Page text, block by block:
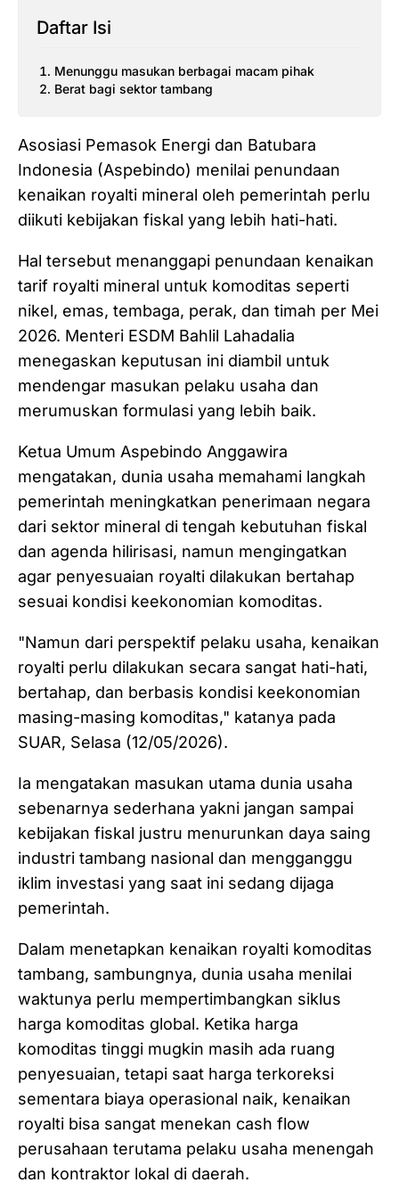
Daftar Isi
Menunggu masukan berbagai macam pihak
Berat bagi sektor tambang
Asosiasi Pemasok Energi dan Batubara
Indonesia (Aspebindo) menilai penundaan
kenaikan royalti mineral oleh pemerintah perlu
diikuti kebijakan fiskal yang lebih hati-hati.
Hal tersebut menanggapi penundaan kenaikan
tarif royalti mineral untuk komoditas seperti
nikel, emas, tembaga, perak, dan timah per Mei
2026. Menteri ESDM Bahlil Lahadalia
menegaskan keputusan ini diambil untuk
mendengar masukan pelaku usaha dan
merumuskan formulasi yang lebih baik.
Ketua Umum Aspebindo Anggawira
mengatakan, dunia usaha memahami langkah
pemerintah meningkatkan penerimaan negara
dari sektor mineral di tengah kebutuhan fiskal
dan agenda hilirisasi, namun mengingatkan
agar penyesuaian royalti dilakukan bertahap
sesuai kondisi keekonomian komoditas.
"Namun dari perspektif pelaku usaha, kenaikan
royalti perlu dilakukan secara sangat hati-hati,
bertahap, dan berbasis kondisi keekonomian
masing-masing komoditas," katanya pada
SUAR, Selasa (12/05/2026).
Ia mengatakan masukan utama dunia usaha
sebenarnya sederhana yakni jangan sampai
kebijakan fiskal justru menurunkan daya saing
industri tambang nasional dan mengganggu
iklim investasi yang saat ini sedang dijaga
pemerintah.
Dalam menetapkan kenaikan royalti komoditas
tambang, sambungnya, dunia usaha menilai
waktunya perlu mempertimbangkan siklus
harga komoditas global. Ketika harga
komoditas tinggi mugkin masih ada ruang
penyesuaian, tetapi saat harga terkoreksi
sementara biaya operasional naik, kenaikan
royalti bisa sangat menekan cash flow
perusahaan terutama pelaku usaha menengah
dan kontraktor lokal di daerah.